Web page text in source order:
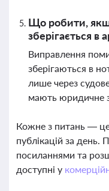
Що робити,
зберігається в
Виправлення
зберігаються в
лише через
мають юридичне
Кожне з питань — це
публікацій за
посиланнями та
доступні у